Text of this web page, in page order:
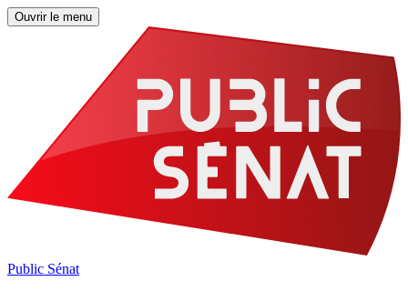
Ouvrir le menu
Public Sénat